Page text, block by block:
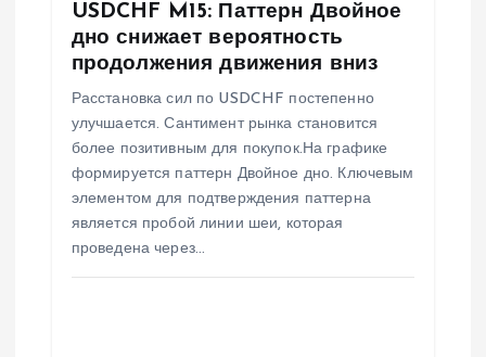
USDCHF M15: Паттерн Двойное
дно снижает вероятность
продолжения движения вниз
Расстановка сил по USDCHF постепенно
улучшается. Сантимент рынка становится
более позитивным для покупок.На графике
формируется паттерн Двойное дно. Ключевым
элементом для подтверждения паттерна
является пробой линии шеи, которая
проведена через…